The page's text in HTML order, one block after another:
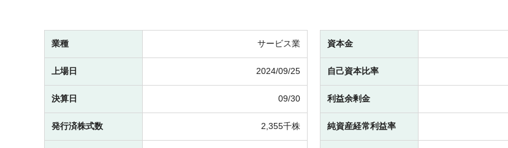
業種 サービス業
上場日 2024/09/25
決算日 09/30
発行済株式数 2,355千株
資本金
自己資本比率
利益余剰金
純資産経常利益率